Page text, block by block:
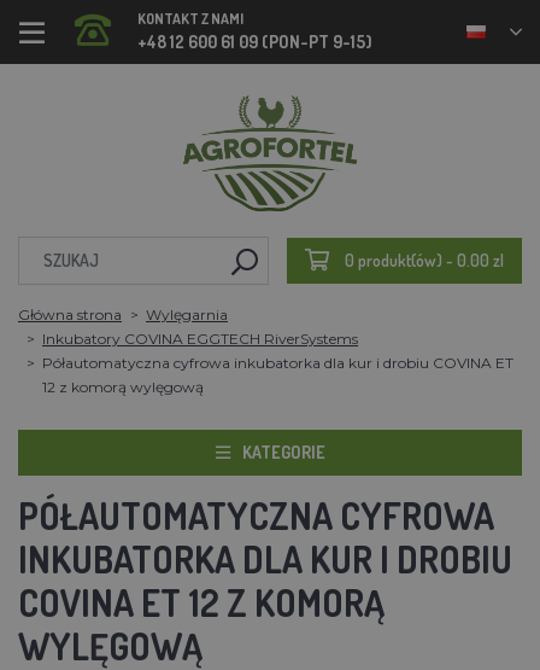
KONTAKT Z NAMI
+48 12 600 61 09 (PON-PT 9-15)
0 produkt(ów) - 0.00 zl
Główna strona
Wylęgarnia
Inkubatory COVINA EGGTECH RiverSystems
Półautomatyczna cyfrowa inkubatorka dla kur i drobiu COVINA ET
12 z komorą wylęgową
KATEGORIE
PÓŁAUTOMATYCZNA CYFROWA
INKUBATORKA DLA KUR I DROBIU
COVINA ET 12 Z KOMORĄ
WYLĘGOWĄ